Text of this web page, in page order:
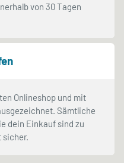
von 30 Tagen
Onlineshop und mit
Sämtliche
dein Einkauf sind zu
sicher.